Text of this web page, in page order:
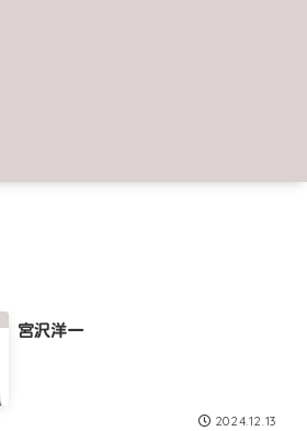
宮沢洋一
2024.12.13